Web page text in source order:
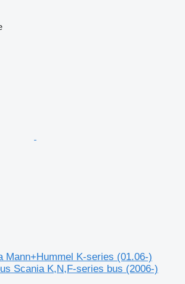
Mann+Hummel K-series (01.06-)
Scania K,N,F-series bus (2006-)